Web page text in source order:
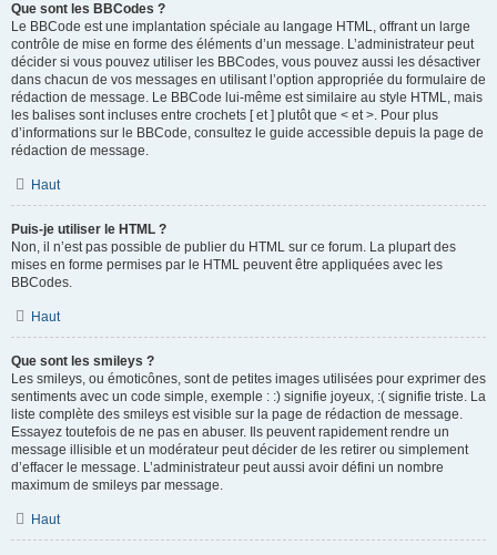
Que sont les BBCodes ?
Le BBCode est une implantation spéciale au langage HTML, offrant un large
contrôle de mise en forme des éléments d’un message. L’administrateur peut
décider si vous pouvez utiliser les BBCodes, vous pouvez aussi les désactiver
dans chacun de vos messages en utilisant l’option appropriée du formulaire de
rédaction de message. Le BBCode lui-même est similaire au style HTML, mais
les balises sont incluses entre crochets [ et ] plutôt que < et >. Pour plus
d’informations sur le BBCode, consultez le guide accessible depuis la page de
rédaction de message.
Haut
Puis-je utiliser le HTML ?
Non, il n’est pas possible de publier du HTML sur ce forum. La plupart des
mises en forme permises par le HTML peuvent être appliquées avec les
BBCodes.
Haut
Que sont les smileys ?
Les smileys, ou émoticônes, sont de petites images utilisées pour exprimer des
sentiments avec un code simple, exemple : :) signifie joyeux, :( signifie triste. La
liste complète des smileys est visible sur la page de rédaction de message.
Essayez toutefois de ne pas en abuser. Ils peuvent rapidement rendre un
message illisible et un modérateur peut décider de les retirer ou simplement
d’effacer le message. L’administrateur peut aussi avoir défini un nombre
maximum de smileys par message.
Haut